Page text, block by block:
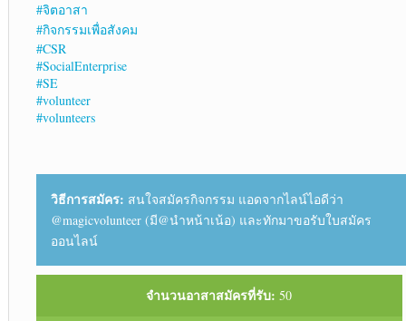
#จิตอาสา
#กิจกรรมเพื่อสังคม
#CSR
#SocialEnterprise
#SE
#volunteer
#volunteers
วิธีการสมัคร: สนใจสมัครกิจกรรม แอดจากไลน์ไอดีว่า
@magicvolunteer (มี@นำหน้าเน้อ) และทักมาขอรับใบสมัคร
ออนไลน์
จำนวนอาสาสมัครที่รับ: 50